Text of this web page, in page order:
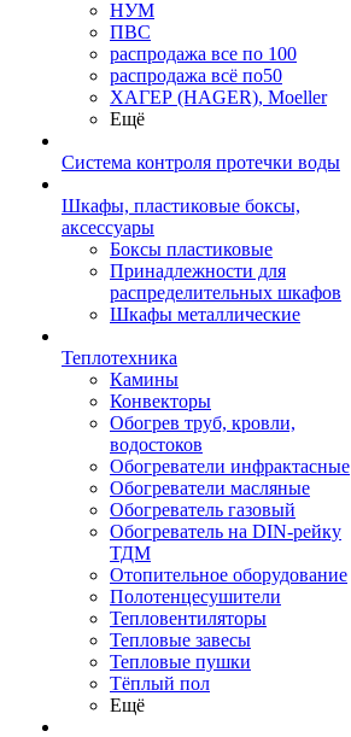
НУМ
ПВС
распродажа все по 100
распродажа всё по50
ХАГЕР (HAGER), Moeller
Ещё
Система контроля протечки воды
Шкафы, пластиковые боксы,
аксессуары
Боксы пластиковые
Принадлежности для
распределительных шкафов
Шкафы металлические
Теплотехника
Камины
Конвекторы
Обогрев труб, кровли,
водостоков
Обогреватели инфрактасные
Обогреватели масляные
Обогреватель газовый
Обогреватель на DIN-рейку
ТДМ
Отопительное оборудование
Полотенцесушители
Тепловентиляторы
Тепловые завесы
Тепловые пушки
Тёплый пол
Ещё